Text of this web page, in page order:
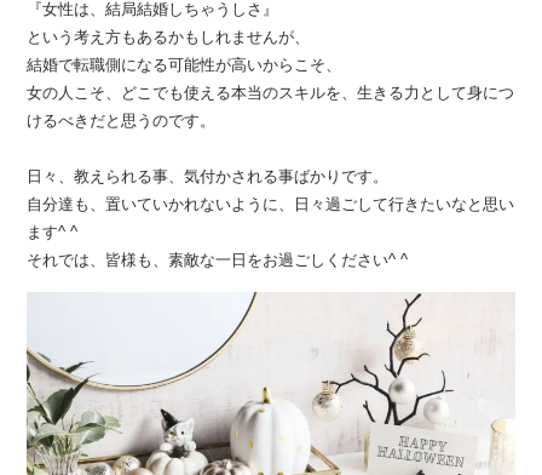
『女性は、結局結婚しちゃうしさ』
という考え方もあるかもしれませんが、
結婚で転職側になる可能性が高いからこそ、
女の人こそ、どこでも使える本当のスキルを、生きる力として身につ
けるべきだと思うのです。
日々、教えられる事、気付かされる事ばかりです。
自分達も、置いていかれないように、日々過ごして行きたいなと思い
ます^ ^
それでは、皆様も、素敵な一日をお過ごしください^ ^